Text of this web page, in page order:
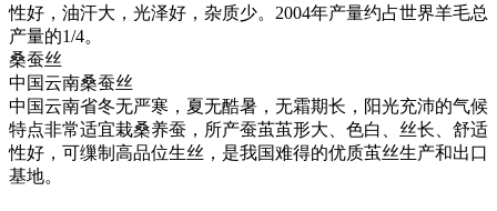
性好，油汗大，光泽好，杂质少。2004年产量约占世界羊毛总
产量的1/4。
桑蚕丝
中国云南桑蚕丝
中国云南省冬无严寒，夏无酷暑，无霜期长，阳光充沛的气候
特点非常适宜栽桑养蚕，所产蚕茧茧形大、色白、丝长、舒适
性好，可缫制高品位生丝，是我国难得的优质茧丝生产和出口
基地。